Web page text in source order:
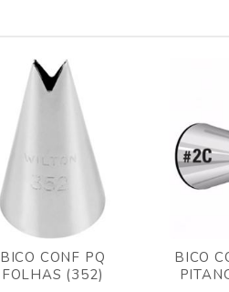
BICO CONF PQ
FOLHAS (352)
BICO